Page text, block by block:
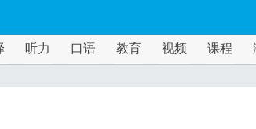
听力 口语 教育 视频 课程